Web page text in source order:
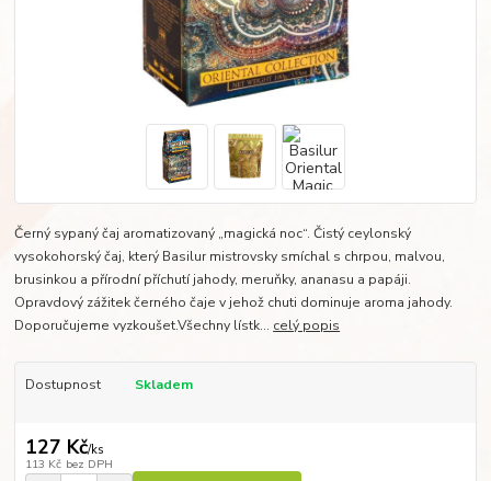
Černý sypaný čaj aromatizovaný „magická noc“. Čistý ceylonský
vysokohorský čaj, který Basilur mistrovsky smíchal s chrpou, malvou,
brusinkou a přírodní příchutí jahody, meruňky, ananasu a papáji.
Opravdový zážitek černého čaje v jehož chuti dominuje aroma jahody.
Doporučujeme vyzkoušet.Všechny lístk... celý popis
Dostupnost Skladem
127 Kč/ks
113 Kč bez DPH